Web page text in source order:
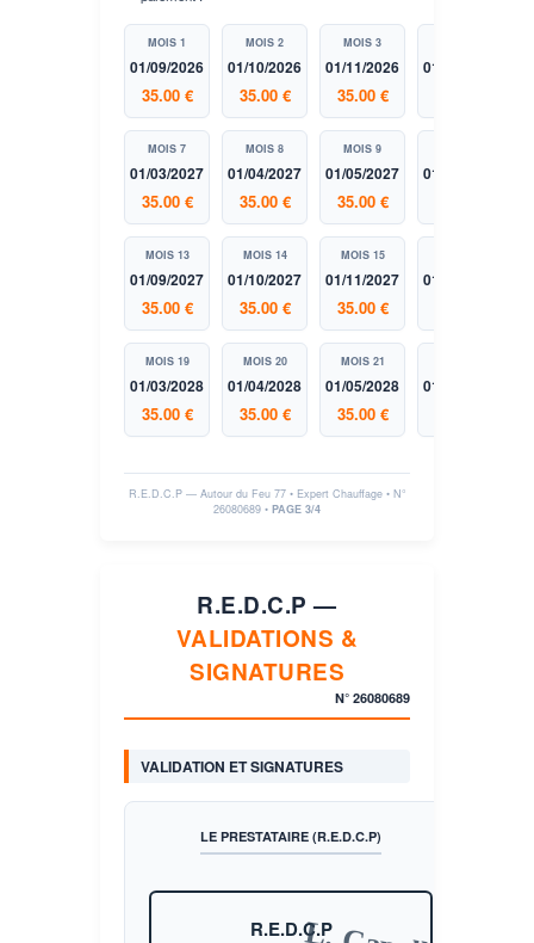
MOIS 1
01/09/2026
35.00 €
MOIS 2
01/10/2026
35.00 €
MOIS 3
01/11/2026
35.00 €
01/12/2026
MOIS 7
01/03/2027
35.00 €
MOIS 8
01/04/2027
35.00 €
MOIS 9
01/05/2027
35.00 €
01/06/2027
MOIS 13
01/09/2027
35.00 €
MOIS 14
01/10/2027
35.00 €
MOIS 15
01/11/2027
35.00 €
01/12/2027
MOIS 19
01/03/2028
35.00 €
MOIS 20
01/04/2028
35.00 €
MOIS 21
01/05/2028
35.00 €
01/06/2028
R.E.D.C.P — Autour du Feu 77 • Expert Chauffage • N°
26080689 • PAGE 3/4
R.E.D.C.P —
VALIDATIONS &
SIGNATURES
N° 26080689
VALIDATION ET SIGNATURES
LE PRESTATAIRE (R.E.D.C.P)
R.E.D.C.P